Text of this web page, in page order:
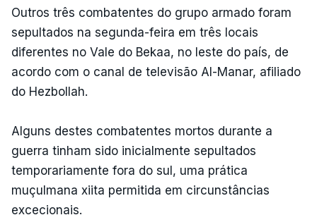
Outros três combatentes do grupo armado foram
sepultados na segunda-feira em três locais
diferentes no Vale do Bekaa, no leste do país, de
acordo com o canal de televisão Al-Manar, afiliado
do Hezbollah.
Alguns destes combatentes mortos durante a
guerra tinham sido inicialmente sepultados
temporariamente fora do sul, uma prática
muçulmana xiita permitida em circunstâncias
excecionais.